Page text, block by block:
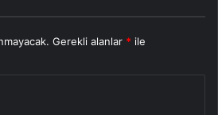
Gerekli alanlar * ile